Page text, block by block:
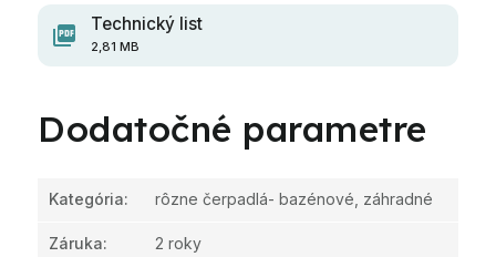
Technický list
2,81 MB
Dodatočné parametre
Kategória: rôzne čerpadlá- bazénové, záhradné
Záruka: 2 roky